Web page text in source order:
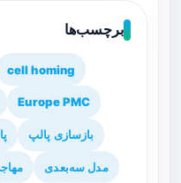
برچسب‌ها
cell homing
Europe PMC
بازسازی پالپ
مدل سه‌بعدی